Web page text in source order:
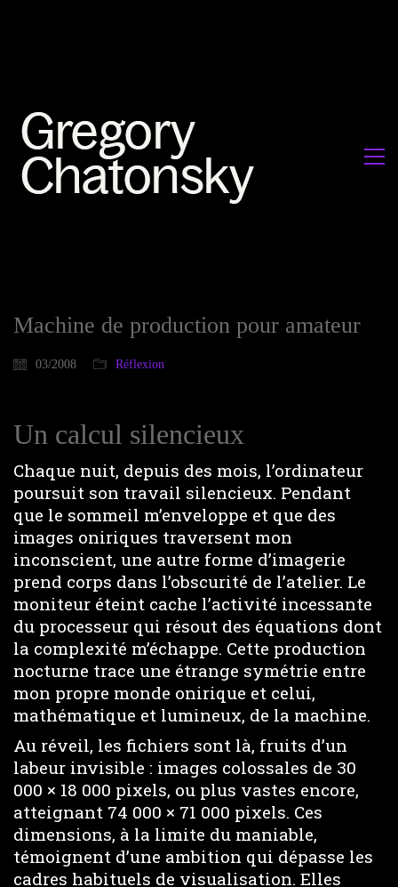
Machine de production pour amateur
03/2008 Réflexion
Un calcul silencieux
Chaque nuit, depuis des mois, l’ordinateur
poursuit son travail silencieux. Pendant
que le sommeil m’enveloppe et que des
images oniriques traversent mon
inconscient, une autre forme d’imagerie
prend corps dans l’obscurité de l’atelier. Le
moniteur éteint cache l’activité incessante
du processeur qui résout des équations dont
la complexité m’échappe. Cette production
nocturne trace une étrange symétrie entre
mon propre monde onirique et celui,
mathématique et lumineux, de la machine.
Au réveil, les fichiers sont là, fruits d’un
labeur invisible : images colossales de 30
000 × 18 000 pixels, ou plus vastes encore,
atteignant 74 000 × 71 000 pixels. Ces
dimensions, à la limite du maniable,
témoignent d’une ambition qui dépasse les
cadres habituels de visualisation. Elles